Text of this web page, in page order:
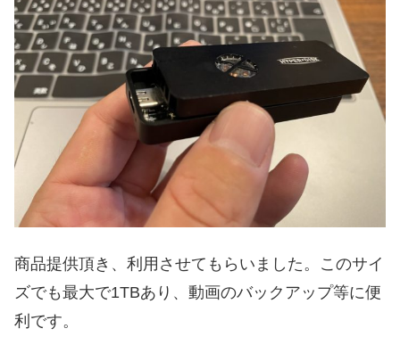
商品提供頂き、利用させてもらいました。このサイ
ズでも最大で1TBあり、動画のバックアップ等に便
利です。